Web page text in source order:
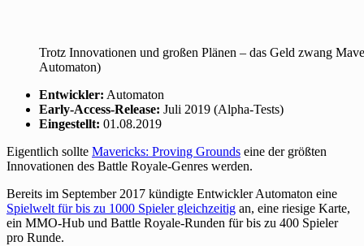
Trotz Innovationen und großen Plänen – das Geld zwang
Automaton)
Entwickler: Automaton
Early-Access-Release: Juli 2019 (Alpha-Tests)
Eingestellt: 01.08.2019
Eigentlich sollte Mavericks: Proving Grounds eine der größten
Innovationen des Battle Royale-Genres werden.
Bereits im September 2017 kündigte Entwickler Automaton eine
Spielwelt für bis zu 1000 Spieler gleichzeitig an, eine riesige Karte,
ein MMO-Hub und Battle Royale-Runden für bis zu 400 Spieler
pro Runde.